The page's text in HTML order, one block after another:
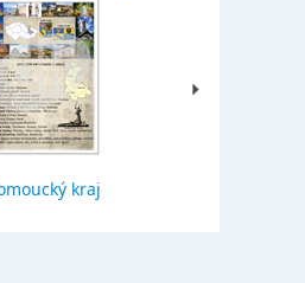
kraj